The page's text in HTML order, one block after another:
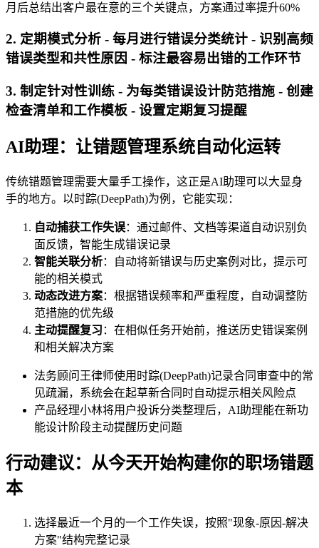
月后总结出客户最在意的三个关键点，方案通过率提升60%
2. 定期模式分析 - 每月进行错误分类统计 - 识别高频
错误类型和共性原因 - 标注最容易出错的工作环节
3. 制定针对性训练 - 为每类错误设计防范措施 - 创建
检查清单和工作模板 - 设置定期复习提醒
AI助理：让错题管理系统自动化运转
传统错题管理需要大量手工操作，这正是AI助理可以大显身
手的地方。以时踪(DeepPath)为例，它能实现：
自动捕获工作失误：通过邮件、文档等渠道自动识别负
面反馈，智能生成错误记录
智能关联分析：自动将新错误与历史案例对比，提示可
能的相关模式
动态改进方案：根据错误频率和严重程度，自动调整防
范措施的优先级
主动提醒复习 ：在相似任务开始前，推送历史错误案例
和相关解决方案
法务顾问王律师使用时踪(DeepPath)记录合同审查中的常
见疏漏，系统会在起草新合同时自动提示相关风险点
产品经理小林将用户投诉分类整理后，AI助理能在新功
能设计阶段主动提醒历史问题
行动建议：从今天开始构建你的职场错题
本
选择最近一个月的一个工作失误，按照"现象-原因-解决
方案"结构完整记录